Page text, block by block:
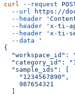
curl --request
  --url
https://
  --header
  --header
'x-ti-
  --header
'x-ti-
  --data
'
{
"workspace_id":
"category_id":
  "sample_ids": [
    "1234567890",
    987654321